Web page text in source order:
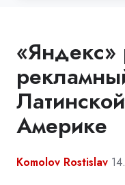
«Яндекс»
Америке
Komolov Rostislav